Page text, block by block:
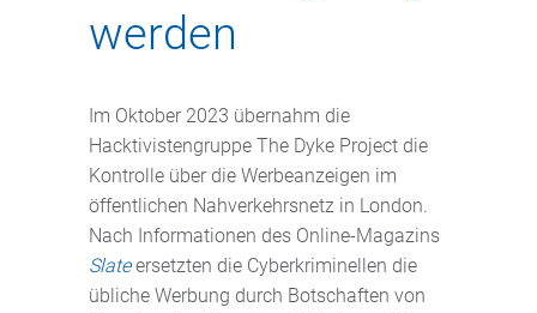
werden
Im Oktober 2023 übernahm die
Hacktivistengruppe The Dyke Project die
Kontrolle über die Werbeanzeigen im
öffentlichen Nahverkehrsnetz in London.
Nach Informationen des Online-Magazins
Slateersetzten die Cyberkriminellen die
übliche Werbung durch Botschaften von